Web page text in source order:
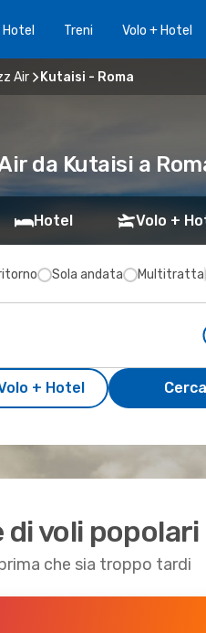
Hotel Treni Volo + Hotel
Air Kutaisi - Roma
da Kutaisi a
Hotel Volo +
Sola andata Multitratta
+ Hotel
voli popolari
che sia troppo tardi